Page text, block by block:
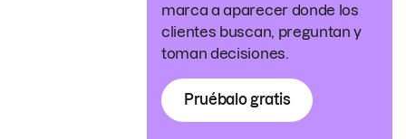
marca a aparecer donde los
clientes buscan, preguntan y
toman decisiones.
Pruébalo gratis